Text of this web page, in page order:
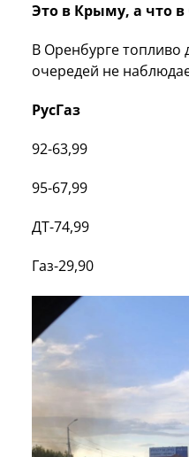
Это в Крыму, а что в
В Оренбурге топливо
очередей не
РусГаз
92-63,99
95-67,99
ДТ-74,99
Газ-29,90